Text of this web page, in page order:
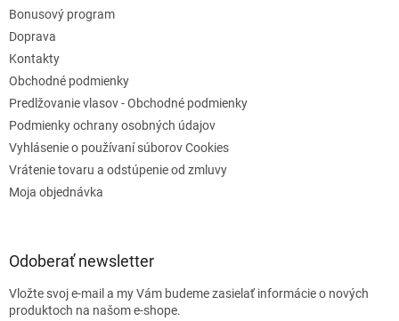
Bonusový program
Doprava
Kontakty
Obchodné podmienky
Predlžovanie vlasov - Obchodné podmienky
Podmienky ochrany osobných údajov
Vyhlásenie o používaní súborov Cookies
Vrátenie tovaru a odstúpenie od zmluvy
Moja objednávka
Odoberať newsletter
Vložte svoj e-mail a my Vám budeme zasielať informácie o nových
produktoch na našom e-shope.